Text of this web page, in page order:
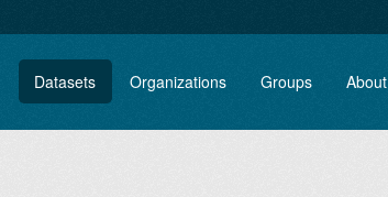
Datasets Organizations Groups About